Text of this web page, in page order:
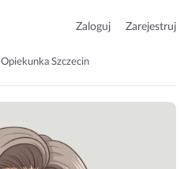
Zaloguj Zarejestruj
Opiekunka Szczecin